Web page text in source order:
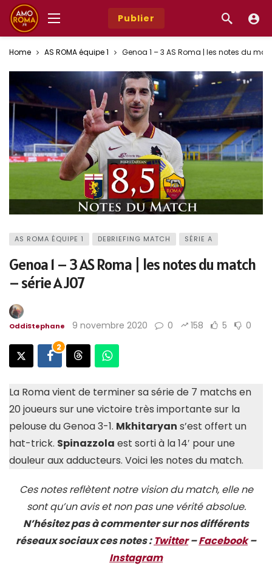
Publier
Home AS ROMA équipe 1 Genoa 1 – 3 AS Roma | les notes du
AS ROMA ÉQUIPE 1 DEBRIEFING MATCH SÉRIE A
Genoa 1 – 3 AS Roma | les notes du match
– série A J07
OddiStephane 9 novembre 2020 0 158 5 0
2
La Roma vient de terminer sa série de 7 matchs en
20 joueurs sur une victoire très importante sur la
pelouse du Genoa 3-1. Mkhitaryan s’est offert un
hat-trick. Spinazzola est sorti à la 14′ pour une
douleur aux adducteurs. Voici les notes du match.
Ces notes reflètent notre vision du match, elle ne
sont qu’un avis et non pas une vérité absolue.
N’hésitez pas à commenter sur nos différents
réseaux sociaux ces notes :Twitter–Facebook–
Instagram